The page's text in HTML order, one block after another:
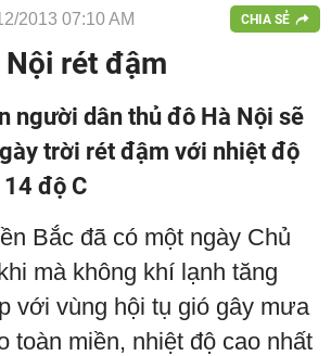
2013 07:10 AM CHIA SẺ
rét đậm
người dân thủ đô Hà Nội sẽ
trời rét đậm với nhiệt độ
độ C
Bắc đã có một ngày Chủ
mà không khí lạnh tăng
với vùng hội tụ gió gây mưa
toàn miền, nhiệt độ cao nhất